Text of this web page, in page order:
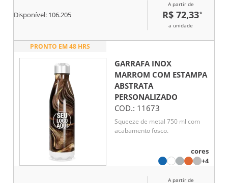
Disponível: 106.205
A partir de
R$ 72,33*
a unidade
PRONTO EM 48 HRS
GARRAFA INOX
MARROM COM ESTAMPA
ABSTRATA
PERSONALIZADO
COD.: 11673
Squeeze de metal 750 ml com
acabamento fosco.
cores
+4
A partir de